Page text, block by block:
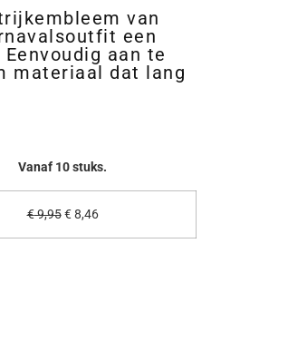
van
een
aan te
materiaal dat lang
Vanaf 10 stuks.
€9,95 €8,46